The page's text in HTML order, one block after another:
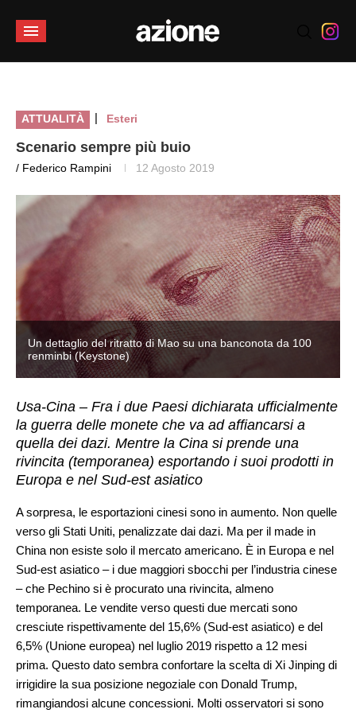
ATTUALITÀ | Esteri
Scenario sempre più buio
/ Federico Rampini 12 Agosto 2019
Un dettaglio del ritratto di Mao su una banconota da 100
renminbi (Keystone)
Usa-Cina – Fra i due Paesi dichiarata ufficialmente
la guerra delle monete che va ad affiancarsi a
quella dei dazi. Mentre la Cina si prende una
rivincita (temporanea) esportando i suoi prodotti in
Europa e nel Sud-est asiatico
A sorpresa, le esportazioni cinesi sono in aumento. Non quelle
verso gli Stati Uniti, penalizzate dai dazi. Ma per il made in
China non esiste solo il mercato americano. È in Europa e nel
Sud-est asiatico – i due maggiori sbocchi per l’industria cinese
– che Pechino si è procurato una rivincita, almeno
temporanea. Le vendite verso questi due mercati sono
cresciute rispettivamente del 15,6% (Sud-est asiatico) e del
6,5% (Unione europea) nel luglio 2019 rispetto a 12 mesi
prima. Questo dato sembra confortare la scelta di Xi Jinping di
irrigidire la sua posizione negoziale con Donald Trump,
rimangiandosi alcune concessioni. Molti osservatori si sono